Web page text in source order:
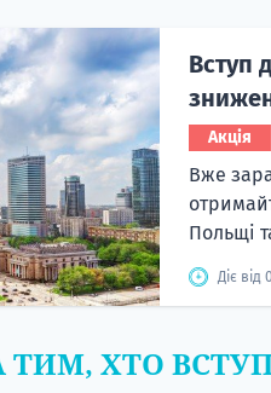
Вступ
Акція
Вже
Польщі
Діє від
ХТО